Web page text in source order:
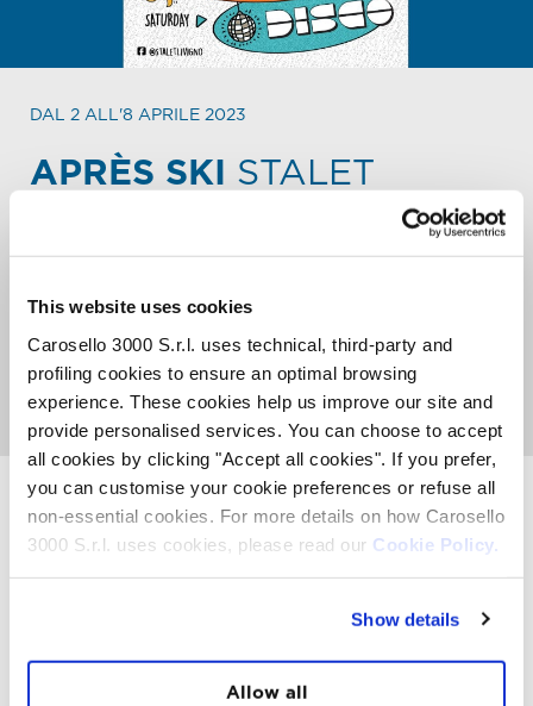
This website uses cookies
Carosello 3000 S.r.l. uses technical, third-party and
profiling cookies to ensure an optimal browsing
experience. These cookies help us improve our site and
provide personalised services. You can choose to accept
all cookies by clicking "Accept all cookies". If you prefer,
you can customise your cookie preferences or refuse all
non-essential cookies. For more details on how Carosello
3000 S.r.l. uses cookies, please read our Cookie Policy.
Show details
Allow all
DAL 2 ALL'8 APRILE 2023
APRÈS SKI STALET
SETTIMANALE.
Ogni giorno una festa diversa, ogni giorno uno show
Dalle 16 alle 20 l’après ski più grande dell’intero resort si
accende per chiudere al meglio la giornata sugli sci.
Quando il sole tramonta, è il momento dello Stalet!
INSTAWALL